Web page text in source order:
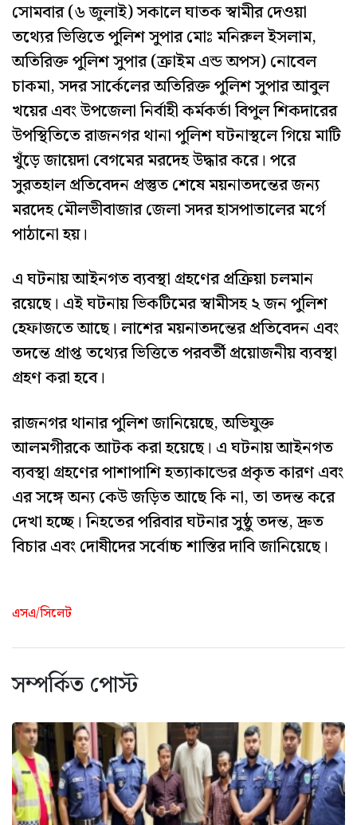
সোমবার (৬ জুলাই) সকালে ঘাতক স্বামীর দেওয়া
তথ্যের ভিত্তিতে পুলিশ সুপার মোঃ মনিরুল ইসলাম,
অতিরিক্ত পুলিশ সুপার (ক্রাইম এন্ড অপস) নোবেল
চাকমা, সদর সার্কেলের অতিরিক্ত পুলিশ সুপার আবুল
খয়ের এবং উপজেলা নির্বাহী কর্মকর্তা বিপুল শিকদারের
উপস্থিতিতে রাজনগর থানা পুলিশ ঘটনাস্থলে গিয়ে মাটি
খুঁড়ে জায়েদা বেগমের মরদেহ উদ্ধার করে। পরে
সুরতহাল প্রতিবেদন প্রস্তুত শেষে ময়নাতদন্তের জন্য
মরদেহ মৌলভীবাজার জেলা সদর হাসপাতালের মর্গে
পাঠানো হয়।
এ ঘটনায় আইনগত ব্যবস্থা গ্রহণের প্রক্রিয়া চলমান
রয়েছে। এই ঘটনায় ভিকটিমের স্বামীসহ ২ জন পুলিশ
হেফাজতে আছে। লাশের ময়নাতদন্তের প্রতিবেদন এবং
তদন্তে প্রাপ্ত তথ্যের ভিত্তিতে পরবর্তী প্রয়োজনীয় ব্যবস্থা
গ্রহণ করা হবে।
রাজনগর থানার পুলিশ জানিয়েছে, অভিযুক্ত
আলমগীরকে আটক করা হয়েছে। এ ঘটনায় আইনগত
ব্যবস্থা গ্রহণের পাশাপাশি হত্যাকান্ডের প্রকৃত কারণ এবং
এর সঙ্গে অন্য কেউ জড়িত আছে কি না, তা তদন্ত করে
দেখা হচ্ছে। নিহতের পরিবার ঘটনার সুষ্ঠু তদন্ত, দ্রুত
বিচার এবং দোষীদের সর্বোচ্চ শাস্তির দাবি জানিয়েছে।
এসএ/সিলেট
সম্পর্কিত পোস্ট